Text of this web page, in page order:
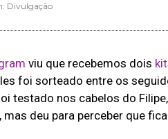
Divulgação
viu que recebemos dois
foi sorteado entre os
testado nos cabelos do
deu para perceber que